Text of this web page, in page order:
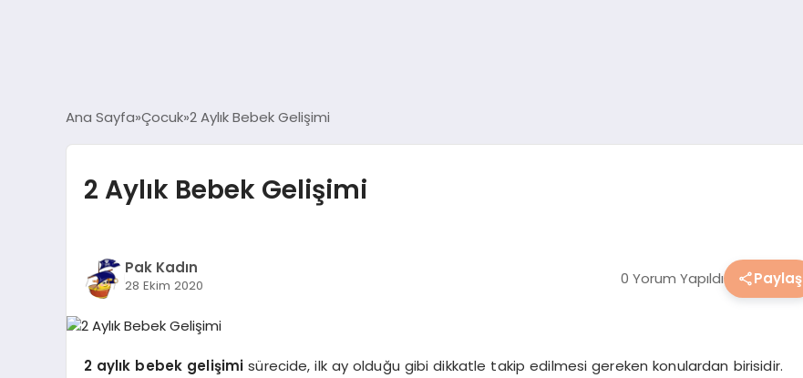
Ana Sayfa Çocuk 2 Aylık Bebek Gelişimi
2 Aylık Bebek Gelişimi
Pak Kadın
28 Ekim 2020 0 Yorum Yapıldı Paylaş
2 aylık bebek gelişimi sürecide, ilk ay olduğu gibi dikkatle takip edilmesi gereken konulardan birisidir.